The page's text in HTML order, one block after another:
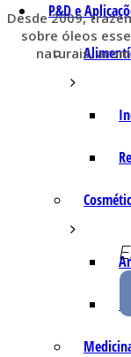
P&D e
Desde 2009,
sobre óleos
naturais,